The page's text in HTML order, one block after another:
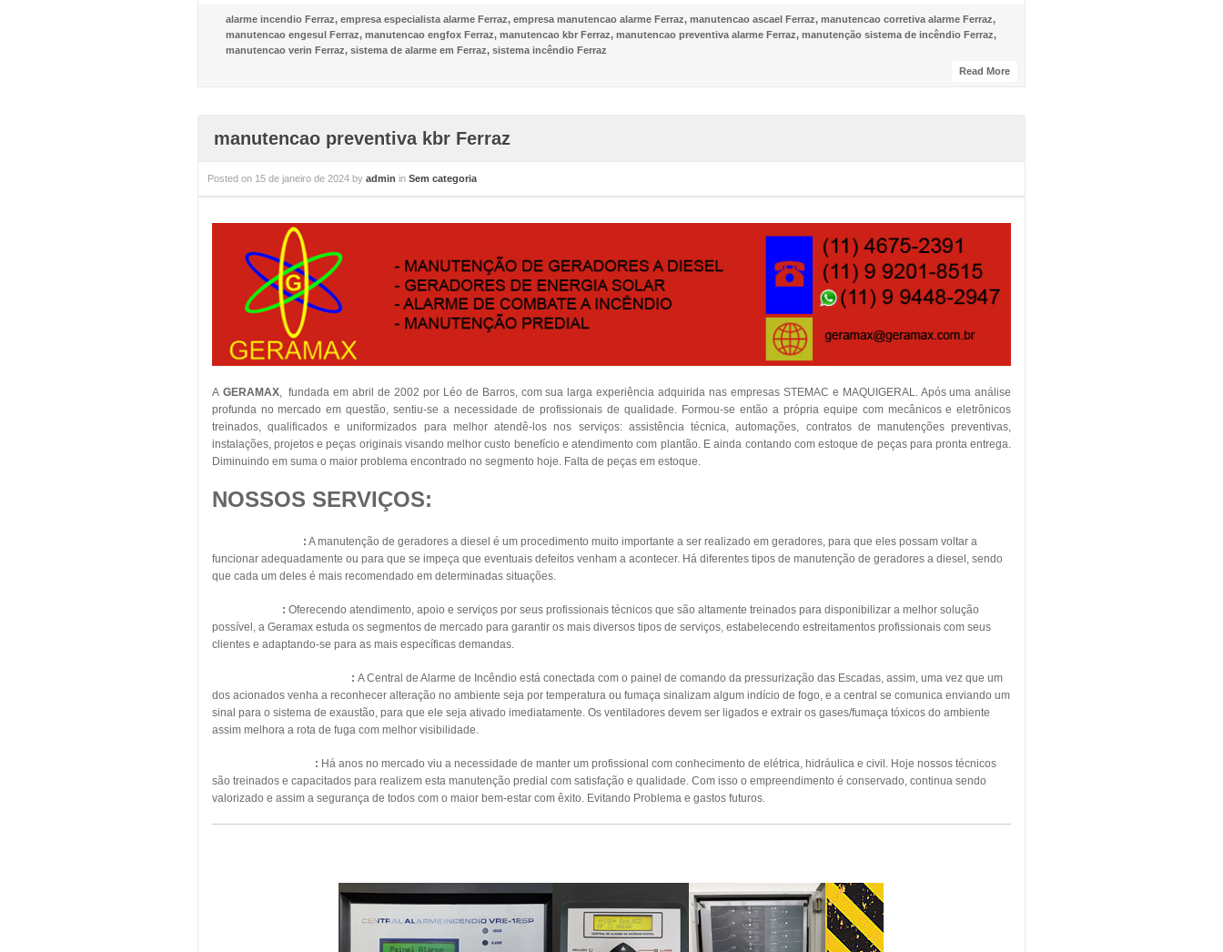
alarme incendio Ferraz, empresa especialista alarme Ferraz, empresa manutencao alarme Ferraz, manutencao ascael Ferraz, manutencao corretiva alarme Ferraz,
manutencao engesul Ferraz, manutencao engfox Ferraz, manutencao kbr Ferraz, manutencao preventiva alarme Ferraz, manutenção sistema de incêndio Ferraz,
manutencao verin Ferraz, sistema de alarme em Ferraz, sistema incêndio Ferraz
Read More
manutencao preventiva kbr Ferraz
Posted on 15 de janeiro de 2024 by admin in Sem categoria
A GERAMAX, fundada em abril de 2002 por Léo de Barros, com sua larga experiência adquirida nas empresas STEMAC e MAQUIGERAL. Após uma análise
profunda no mercado em questão, sentiu-se a necessidade de profissionais de qualidade. Formou-se então a própria equipe com mecânicos e eletrônicos
treinados, qualificados e uniformizados para melhor atendê-los nos serviços: assistência técnica, automações, contratos de manutenções preventivas,
instalações, projetos e peças originais visando melhor custo benefício e atendimento com plantão. E ainda contando com estoque de peças para pronta entrega.
Diminuindo em suma o maior problema encontrado no segmento hoje. Falta de peças em estoque.
NOSSOS SERVIÇOS:
: A manutenção de geradores a diesel é um procedimento muito importante a ser realizado em geradores, para que eles possam voltar a
funcionar adequadamente ou para que se impeça que eventuais defeitos venham a acontecer. Há diferentes tipos de manutenção de geradores a diesel, sendo
que cada um deles é mais recomendado em determinadas situações.
: Oferecendo atendimento, apoio e serviços por seus profissionais técnicos que são altamente treinados para disponibilizar a melhor solução
possível, a Geramax estuda os segmentos de mercado para garantir os mais diversos tipos de serviços, estabelecendo estreitamentos profissionais com seus
clientes e adaptando-se para as mais específicas demandas.
: A Central de Alarme de Incêndio está conectada com o painel de comando da pressurização das Escadas, assim, uma vez que um
dos acionados venha a reconhecer alteração no ambiente seja por temperatura ou fumaça sinalizam algum indício de fogo, e a central se comunica enviando um
sinal para o sistema de exaustão, para que ele seja ativado imediatamente. Os ventiladores devem ser ligados e extrair os gases/fumaça tóxicos do ambiente
assim melhora a rota de fuga com melhor visibilidade.
: Há anos no mercado viu a necessidade de manter um profissional com conhecimento de elétrica, hidráulica e civil. Hoje nossos técnicos
são treinados e capacitados para realizem esta manutenção predial com satisfação e qualidade. Com isso o empreendimento é conservado, continua sendo
valorizado e assim a segurança de todos com o maior bem-estar com êxito. Evitando Problema e gastos futuros.